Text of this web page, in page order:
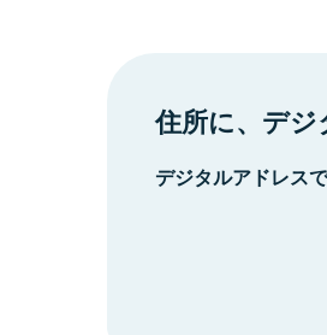
住所に、デジ
デジタルアドレス